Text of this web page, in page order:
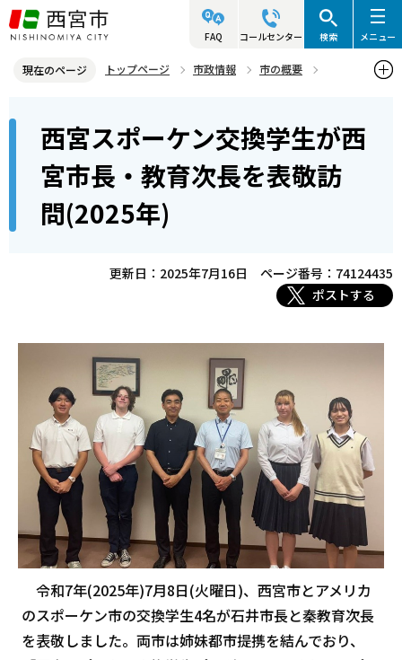
こ
の
ジ
す
FAQ コールセンター 検索 メニュー
現在のページ トップページ 市政情報
市の概要
姉妹都市 スポーケン市（アメリカ・ワシントン州）
西宮スポーケン交換学生が西宮市長・教育次長を表敬訪問(2025年)
ら
西宮スポーケン交換学生が西
宮市長・教育次長を表敬訪
問(2025年)
更新日：2025年7月16日
ページ番号：74124435
ポストする
令和7年(2025年)7月8日(火曜日)、西宮市とアメリカ
のスポーケン市の交換学生4名が石井市長と秦教育次長
を表敬しました。両市は姉妹都市提携を結んでおり、